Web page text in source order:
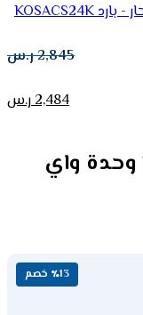
مكيف سبليت كولن 22500 وحدة واي فاي حار - بارد KOSACS24K
2,845ر.س
2,484ر.س
مكيف سبليت كولن 18500 وحدة واي
٪13 خصم